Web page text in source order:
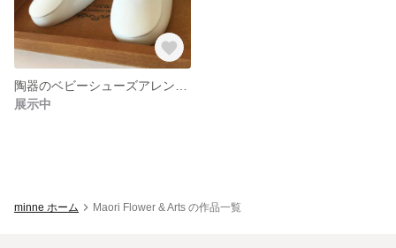
展示中
minne ホーム Maori Flower & Arts の作品一覧